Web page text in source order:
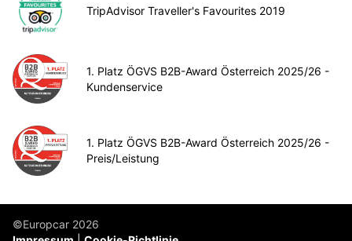
TripAdvisor Traveller's Favourites 2019
1. Platz ÖGVS B2B-Award Österreich 2025/26 -
Kundenservice
1. Platz ÖGVS B2B-Award Österreich 2025/26 -
Preis/Leistung
©Europcar 2026